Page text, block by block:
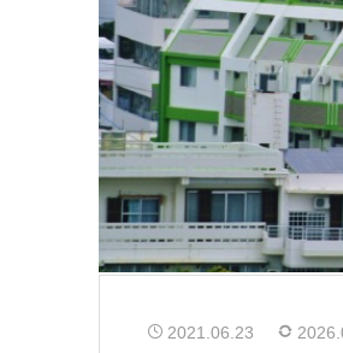
2021.06.23